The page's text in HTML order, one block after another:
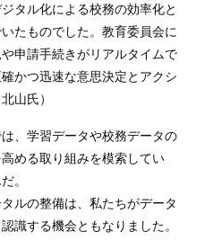
タル化による校務の効率化と
たものでした。教育委員会に
申請手続きがリアルタイムで
かつ迅速な意思決定とアクシ
山氏）
、学習データや校務データの
める取り組みを模索してい
。
ルの整備は、私たちがデータ
識する機会ともなりました。